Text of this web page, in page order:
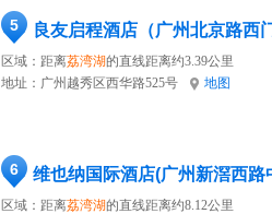
5 良友启程酒店（广州北京路西
区域：距离荔湾湖的直线距离约3.39公里
地址： 广州越秀区西华路525号 地图
6 维也纳国际酒店(广州新滘西路
区域：距离荔湾湖的直线距离约8.12公里